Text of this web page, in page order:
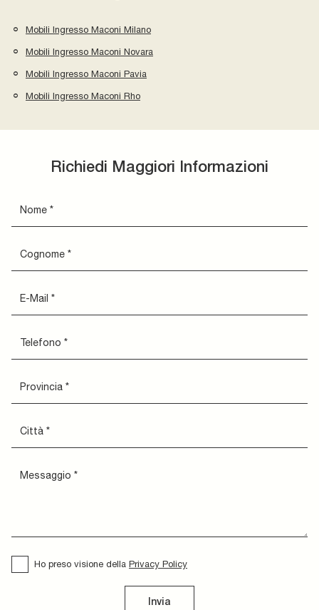
Mobili Ingresso Maconi Milano
Mobili Ingresso Maconi Novara
Mobili Ingresso Maconi Pavia
Mobili Ingresso Maconi Rho
Richiedi Maggiori Informazioni
Ho preso visione della Privacy Policy
Invia